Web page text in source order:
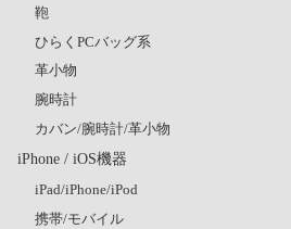
鞄
ひらくPCバッグ系
革小物
腕時計
カバン/腕時計/革小物
iPhone / iOS機器
iPad/iPhone/iPod
携帯/モバイル